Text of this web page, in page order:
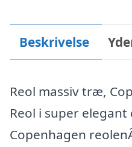
Beskrivelse
Reol massiv træ,
Reol i super elegant
Copenhagen